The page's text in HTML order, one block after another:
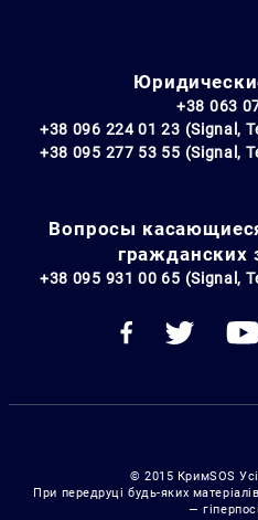
+38 063
+38 096 224 01 23 (Signal,
+38 095 277 53 55 (Signal,
Вопросы
гражданских
+38 095 931 00 65 (Signal,
© 2015 КримSOS
При передруці будь-яких
—